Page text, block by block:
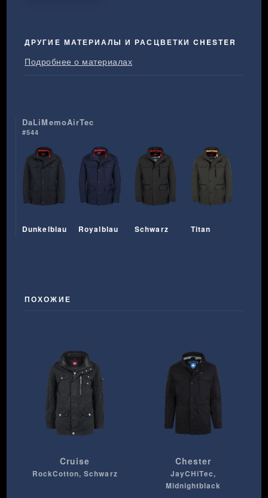
ДРУГИЕ МАТЕРИАЛЫ И РАСЦВЕТКИ CHESTER
Подробнее о материалах
DaLiMemoAirTec
#544
Dunkelblau Royalblau Schwarz Titan
ПОХОЖИЕ
Cruise
RockCotton, Schwarz
Chester
JayCHiTec,
Midnightblack